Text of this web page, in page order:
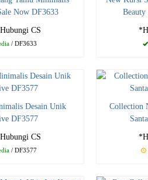
Now DF3633
CS
/ DF3633
Desain Unik
DF3577
CS
/ DF3577
Collection